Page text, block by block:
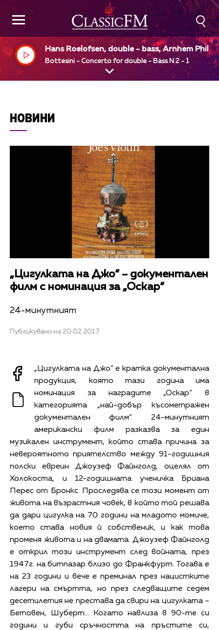
Hans Roelofsen, double - bass, Arnhem
monic Orchestra, Alun Francis, dir
Bottesini - Concerto for double - Bass N 2 - 1
НОВИНИ
„Цигулката на Джо“ – документален
филм с номинация за „Оскар“
24-минутният
Публикувано на 20.02.2017
„Цигулката на Джо“ е кратка документална
продукция, която тази година има
номинация за наградите „Оскар“ в
категорията „най-добър късометражен
документален филм“. 24-минутният
американски филм разказва за един
музикален инструмент, който става причина за
невероятното приятелство между 91-годишния
полски евреин Джоузеф Файнголд, оцелял от
Холокоста, и 12-годишната ученичка Бриана
Перес от Бронкс. Проследява се този момент от
живота на възрастния човек, в който той решава
да дари цигулка на 70 години на младото момиче,
което става новия й собственик, и как това
променя живота и на двамата. Джоузеф Файнголд
е открил този инструмент след войната, през
1947г. на битпазар близо до Франкфурт. Тогава е
на 23 години и вече е преминал през нацистките
лагери на смъртта, но през следващите седем
десетилетия не престава да свири на цигулката –
Бетовен, Шуберт… Когато навлиза в 90-те си
години и губи сръчността на пръстите си,